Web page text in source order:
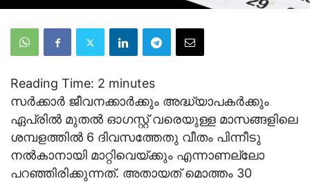
Reading Time: 2 minutes
സര്‍ക്കാര്‍ ജീവനക്കാര്‍ക്കും അദ്ധ്യാപകര്‍ക്കും
ഏപ്രില്‍ മുതല്‍ ഓഗസ്റ്റ് വരെയുള്ള മാസങ്ങളിലെ
ശമ്പളത്തില്‍ 6 ദിവസത്തേതു വീതം പിന്നീടു
നല്‍കാനായി മാറ്റിവെയ്ക്കും എന്നാണല്ലോ
പറഞ്ഞിരിക്കുന്നത്. അതായത് മൊത്തം 30